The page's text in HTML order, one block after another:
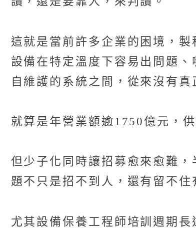
這就是當前許多企業的困境，
設備在特定溫度下容易出問題
自維護的系統之間，從來沒有真
就算是年營業額逾1750億元，
但少子化同時讓招募愈來愈難
題不只是招不到人，還有留不住
尤其設備保養工程師培訓週期